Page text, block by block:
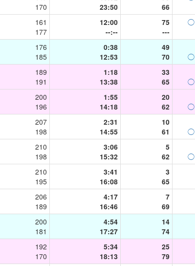
170
23:50
66
161
177
12:00
--:--
75
---
◯
176
185
0:38
12:53
49
70
◯
189
191
1:18
13:38
33
65
◯
200
196
1:55
14:18
20
62
◯
207
198
2:31
14:55
10
61
◯
210
198
3:06
15:32
5
62
◯
210
195
3:41
16:08
3
65
206
189
4:17
16:46
7
69
200
181
4:54
17:27
14
74
192
170
5:34
18:13
25
79